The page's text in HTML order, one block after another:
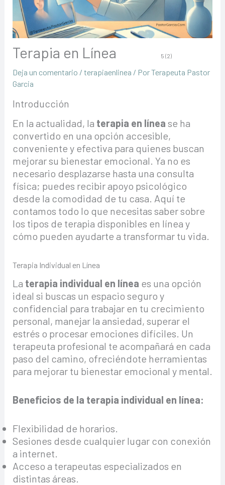
Terapia en Línea 5 (2)
Deja un comentario / terapiaenlinea / PorTerapeuta Pastor
Garcia
Introducción
En la actualidad, la terapia en línea se ha
convertido en una opción accesible,
conveniente y efectiva para quienes buscan
mejorar su bienestar emocional. Ya no es
necesario desplazarse hasta una consulta
física; puedes recibir apoyo psicológico
desde la comodidad de tu casa. Aquí te
contamos todo lo que necesitas saber sobre
los tipos de terapia disponibles en línea y
cómo pueden ayudarte a transformar tu vida.
Terapia Individual en Línea
La terapia individual en línea es una opción
ideal si buscas un espacio seguro y
confidencial para trabajar en tu crecimiento
personal, manejar la ansiedad, superar el
estrés o procesar emociones difíciles. Un
terapeuta profesional te acompañará en cada
paso del camino, ofreciéndote herramientas
para mejorar tu bienestar emocional y mental.
Beneficios de la terapia individual en línea:
Flexibilidad de horarios.
Sesiones desde cualquier lugar con conexión
a internet.
Acceso a terapeutas especializados en
distintas áreas.